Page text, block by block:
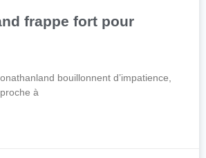
frappe fort pour
bouillonnent d’impatience,
à